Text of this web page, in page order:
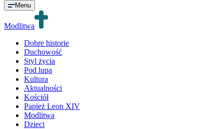
Menu
Modlitwa
Dobre historie
Duchowość
Styl życia
Pod lupą
Kultura
Aktualności
Kościół
Papież Leon XIV
Modlitwa
Dzieci